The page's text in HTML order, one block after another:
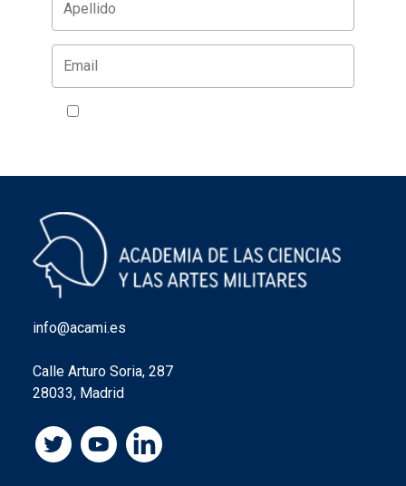
info@acami.es
Calle Arturo Soria, 287
28033, Madrid